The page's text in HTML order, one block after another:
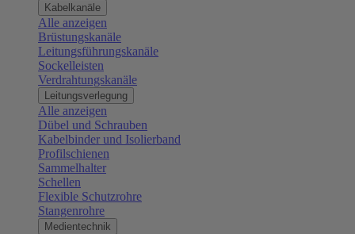
Kabelkanäle
Alle anzeigen
Brüstungskanäle
Leitungsführungskanäle
Sockelleisten
Verdrahtungskanäle
Leitungsverlegung
Alle anzeigen
Dübel und Schrauben
Kabelbinder und Isolierband
Profilschienen
Sammelhalter
Schellen
Flexible Schutzrohre
Stangenrohre
Medientechnik